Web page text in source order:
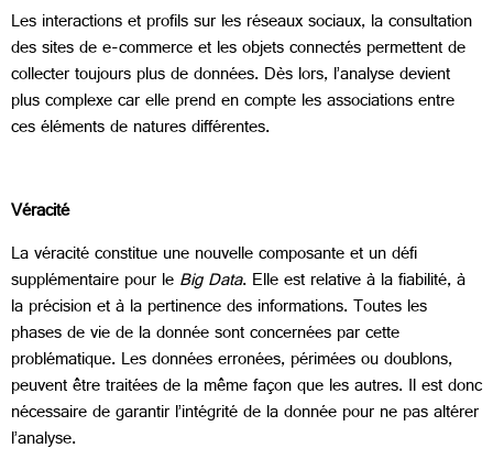
Les interactions et profils sur les réseaux sociaux, la consultation
des sites de e-commerce et les objets connectés permettent de
collecter toujours plus de données. Dès lors, l’analyse devient
plus complexe car elle prend en compte les associations entre
ces éléments de natures différentes.
Véracité
La véracité constitue une nouvelle composante et un défi
supplémentaire pour leBig Data. Elle est relative à la fiabilité, à
la précision et à la pertinence des informations. Toutes les
phases de vie de la donnée sont concernées par cette
problématique. Les données erronées, périmées ou doublons,
peuvent être traitées de la même façon que les autres. Il est donc
nécessaire de garantir l’intégrité de la donnée pour ne pas altérer
l’analyse.